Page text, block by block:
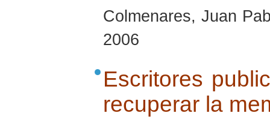
Colmenares, Juan
2006
Escritores
recuperar la